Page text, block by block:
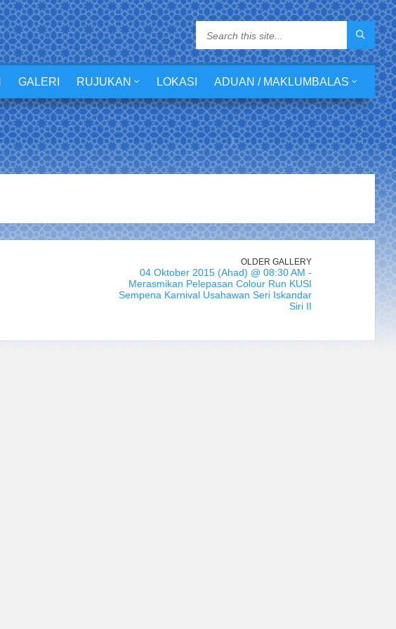
GALERI RUJUKAN LOKASI ADUAN / MAKLUMBALAS
OLDER GALLERY
04 Oktober 2015 (Ahad) @ 08:30 AM -
Merasmikan Pelepasan Colour Run KUSI
Sempena Karnival Usahawan Seri Iskandar
Siri II